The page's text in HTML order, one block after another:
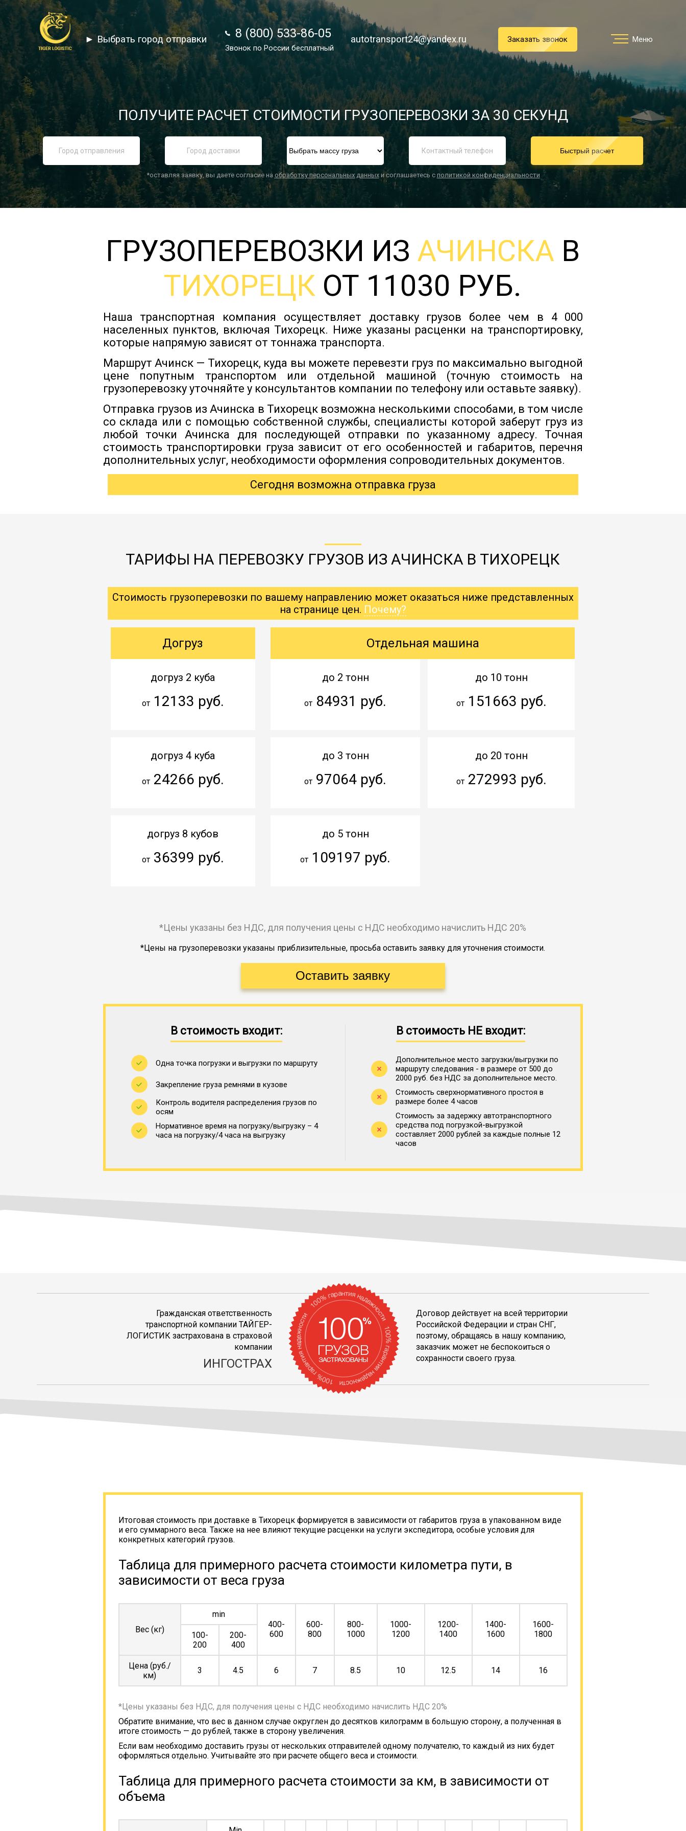
8 (800) 533-86-05
Звонок по России бесплатный
autotransport24@yandex.ru Заказать звонок Меню
Услуги
Преимущества
О компании
Тарифы
Отзывы
Статьи
Новости
Документы
Контакты
► Выбрать город отправки 8 (800) 533-86-05
Звонок по России бесплатный
autotransport24@yandex.ru Заказать звонок Меню
ПОЛУЧИТЕ РАСЧЕТ СТОИМОСТИ ГРУЗОПЕРЕВОЗКИ ЗА 30 СЕКУНД
Быстрый расчет
*оставляя заявку, вы даете согласие на обработку персональных данныхи соглашаетесь с политикой конфиденциальности
ГРУЗОПЕРЕВОЗКИ ИЗ АЧИНСКА В
ТИХОРЕЦК ОТ 11030 РУБ.
Наша транспортная компания осуществляет доставку грузов более чем в 4 000
населенных пунктов, включая Тихорецк. Ниже указаны расценки на транспортировку,
которые напрямую зависят от тоннажа транспорта.
Маршрут Ачинск — Тихорецк, куда вы можете перевезти груз по максимально выгодной
цене попутным транспортом или отдельной машиной (точную стоимость на
грузоперевозку уточняйте у консультантов компании по телефону или оставьте заявку).
Отправка грузов из Ачинска в Тихорецк возможна несколькими способами, в том числе
со склада или с помощью собственной службы, специалисты которой заберут груз из
любой точки Ачинска для последующей отправки по указанному адресу. Точная
стоимость транспортировки груза зависит от его особенностей и габаритов, перечня
дополнительных услуг, необходимости оформления сопроводительных документов.
Сегодня возможна отправка груза
ТАРИФЫ НА ПЕРЕВОЗКУ ГРУЗОВ ИЗ АЧИНСКА В ТИХОРЕЦК
Стоимость грузоперевозки по вашему направлению может оказаться ниже представленных
на странице цен. Почему?
Догруз
догруз 2 куба
от12133 руб.
догруз 4 куба
от24266 руб.
догруз 8 кубов
от36399 руб.
Отдельная машина
до 2 тонн
от 84931 руб.
до 3 тонн
от 97064 руб.
до 5 тонн
от 109197 руб.
до 10 тонн
от151663 руб.
до 20 тонн
от272993 руб.
*Цены указаны без НДС, для получения цены с НДС необходимо начислить НДС 20%
*Цены на грузоперевозки указаны приблизительные, просьба оставить заявку для уточнения стоимости.
В стоимость входит:
Одна точка погрузки и выгрузки по маршруту
Закрепление груза ремнями в кузове
Контроль водителя распределения грузов по
осям
Нормативное время на погрузку/выгрузку – 4
часа на погрузку/4 часа на выгрузку
В стоимость НЕ входит:
Дополнительное место загрузки/выгрузки по
маршруту следования - в размере от 500 до
2000 руб. без НДС за дополнительное место.
Стоимость сверхнормативного простоя в
размере более 4 часов
Стоимость за задержку автотранспортного
средства под погрузкой-выгрузкой
составляет 2000 рублей за каждые полные 12
часов
Гражданская ответственность
транспортной компании ТАЙГЕР-
ЛОГИСТИК застрахована в страховой
компании
ИНГОСТРАХ
Договор действует на всей территории
Российской Федерации и стран СНГ,
поэтому, обращаясь в нашу компанию,
заказчик может не беспокоиться о
сохранности своего груза.
Итоговая стоимость при доставке в Тихорецк формируется в зависимости от габаритов груза в упакованном виде
и его суммарного веса. Также на нее влияют текущие расценки на услуги экспедитора, особые условия для
конкретных категорий грузов.
Таблица для примерного расчета стоимости километра пути, в
зависимости от веса груза
Вес (кг)
min
400-
600
600-
800
800-
1000
1000-
1200
1200-
1400
1400-
1600
1600-
1800
100-
200
200-
400
Цена (руб./
км)
3 4.5 6 7 8.5 10 12.5 14 16
*Цены указаны без НДС, для получения цены с НДС необходимо начислить НДС 20%
Обратите внимание, что вес в данном случае округлен до десятков килограмм в большую сторону, а полученная в
итоге стоимость — до рублей, также в сторону увеличения.
Если вам необходимо доставить грузы от нескольких отправителей одному получателю, то каждый из них будет
оформляться отдельно. Учитывайте это при расчете общего веса и стоимости.
Таблица для примерного расчета стоимости за км, в зависимости от
объема